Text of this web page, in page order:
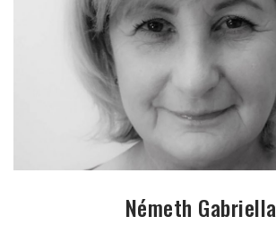
Németh Gabriella